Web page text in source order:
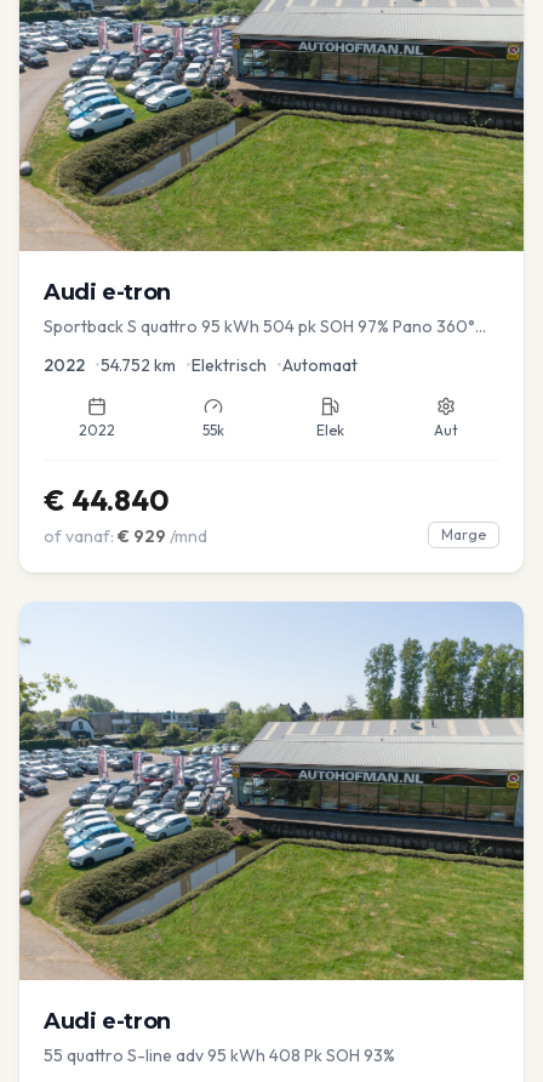
Audi e-tron
Sportback S quattro 95 kWh 504 pk SOH 97% Pano 360°
2022 •54.752 km •Elektrisch •Automaat
2022 55k Elek Aut
€ 44.840
of vanaf: € 929 /mnd Marge
Audi e-tron
55 quattro S-line adv 95 kWh 408 Pk SOH 93%